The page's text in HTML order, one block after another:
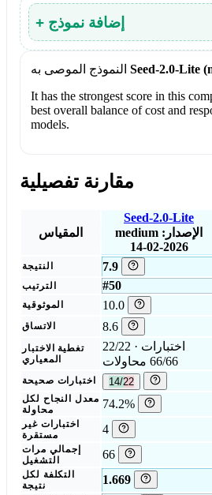
+ إضافة نموذج
النموذج الموصى به Seed-2.0-Lite
It has the strongest score in this
best overall balance of cost and
models.
مقارنة تفصيلية
المقياس
Seed-2.0-Lite
medium الإصدار:
2026-02-14
النتيجة 7.9
الترتيب #50
الموثوقية 10.0
الاتساق 8.6
تغطية الاختبار
المعياري
22/22 اختبارات ·
66/66 محاولات
اختبارات صحيحة 14/22
معدل النجاح لكل
محاولة
74.2%
اختبارات غير
مستقرة
4
إجمالي مرات
التشغيل
66
التكلفة لكل
نتيجة
1.669